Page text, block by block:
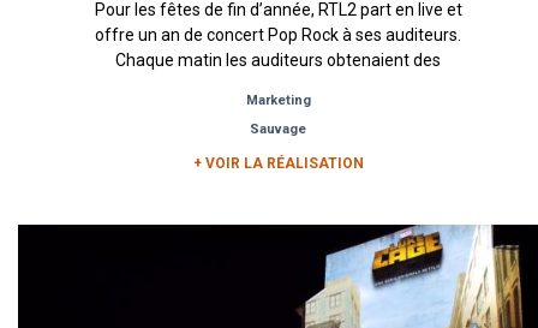
Pour les fêtes de fin d’année, RTL2 part en live et
offre un an de concert Pop Rock à ses auditeurs.
Chaque matin les auditeurs obtenaient des
Marketing
Sauvage
+ VOIR LA RÉALISATION